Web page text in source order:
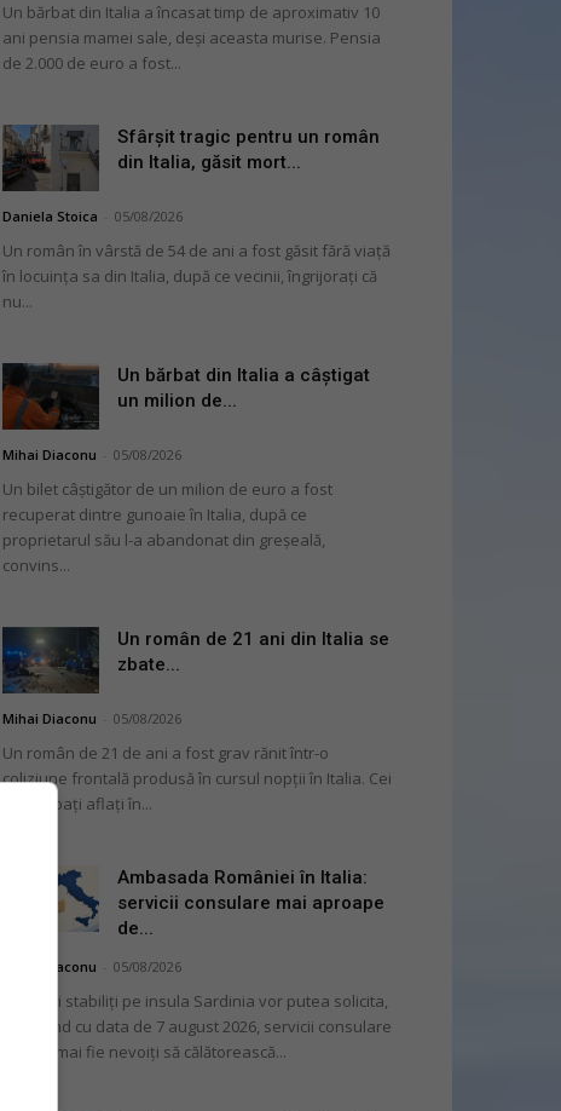
Un bărbat din Italia a încasat timp de aproximativ 10
ani pensia mamei sale, deși aceasta murise. Pensia
de 2.000 de euro a fost...
Sfârșit tragic pentru un român
din Italia, găsit mort...
Daniela Stoica 05/08/2026
Un român în vârstă de 54 de ani a fost găsit fără viață
în locuința sa din Italia, după ce vecinii, îngrijorați că
nu...
Un bărbat din Italia a câștigat
un milion de...
Mihai Diaconu 05/08/2026
Un bilet câștigător de un milion de euro a fost
recuperat dintre gunoaie în Italia, după ce
proprietarul său l-a abandonat din greșeală,
convins...
Un român de 21 ani din Italia se
zbate...
Mihai Diaconu 05/08/2026
Un român de 21 de ani a fost grav rănit într-o
coliziune frontală produsă în cursul nopții în Italia. Cei
doi bărbați aflați în...
Ambasada României în Italia:
servicii consulare mai aproape
de...
Mihai Diaconu 05/08/2026
Românii stabiliți pe insula Sardinia vor putea solicita,
începând cu data de 7 august 2026, servicii consulare
fără să mai fie nevoiți să călătorească...